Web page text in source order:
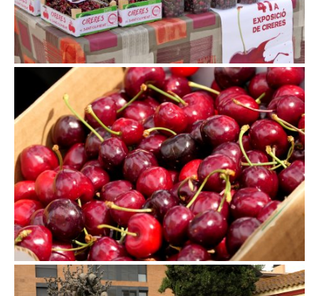
Exposició de Cireres a Sant Climent de Llobregat
Exposició de Cireres a Sant Climent de Llobregat